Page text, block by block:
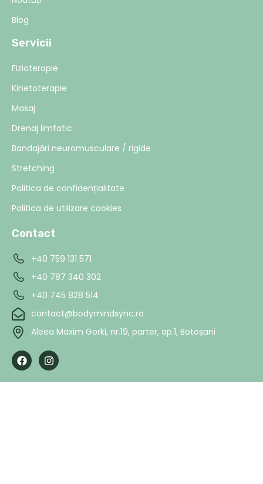
Blog
Servicii
Fizioterapie
Kinetoterapie
Masaj
Drenaj limfatic
Bandajări neuromusculare / rigide
Stretching
Politica de confidențialitate
Politica de utilizare cookies
Contact
+40 759 131 571
+40 787 340 302
+40 745 828 514
contact@bodymindsync.ro
Aleea Maxim Gorki, nr.19, parter, ap.1, Botoșani
F
a
e
I
n
t